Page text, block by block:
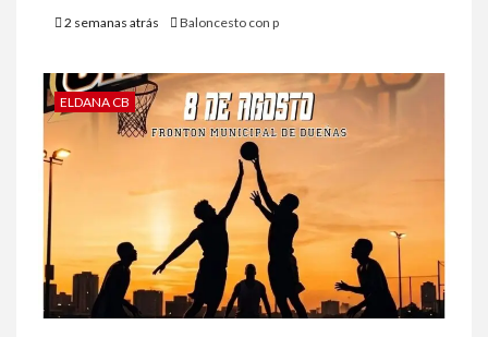
2 semanas atrás Baloncesto con p
ELDANA CB